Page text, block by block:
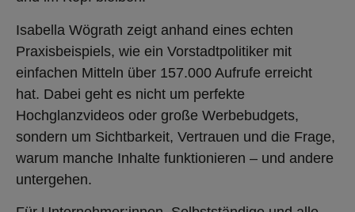
Isabella Wögrath zeigt anhand eines echten
Praxisbeispiels, wie ein Vorstadtpolitiker mit
einfachen Mitteln über 157.000 Aufrufe erreicht
hat. Dabei geht es nicht um perfekte
Hochglanzvideos oder große Werbebudgets,
sondern um Sichtbarkeit, Vertrauen und die Frage,
warum manche Inhalte funktionieren – und andere
untergehen.